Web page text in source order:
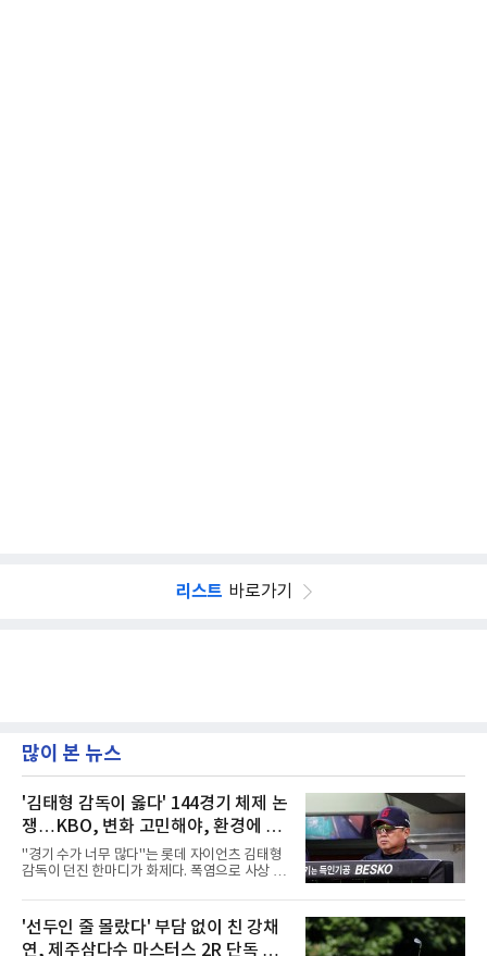
리스트 바로가기
많이 본 뉴스
'김태형 감독이 옳다' 144경기 체제 논
쟁…KBO, 변화 고민해야, 환경에 맞
는 경기 수가 바람직
"경기 수가 너무 많다"는 롯데 자이언츠 김태형
감독이 던진 한마디가 화제다. 폭염으로 사상 초
독은 단순히 더위를 이야기하지 않았다. 우천,
폭염, 부상 등 변수가 늘어나는 현실에서 현재
팀당 144경기 체제가 과연 지속 가능한지 질문
'선두인 줄 몰랐다' 부담 없이 친 강채
연, 제주삼다수 마스터스 2R 단독 선